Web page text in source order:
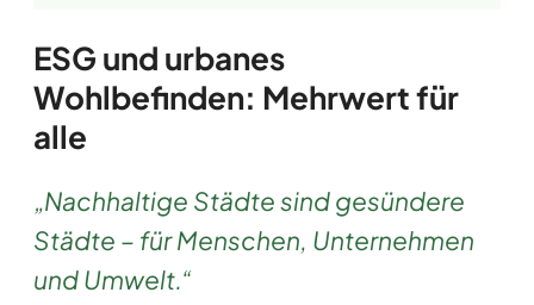
ESG und urbanes
Wohlbefinden: Mehrwert für
alle
„Nachhaltige Städte sind gesündere
Städte – für Menschen, Unternehmen
und Umwelt.“